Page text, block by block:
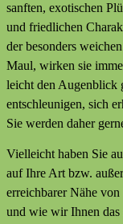
sanften, exotischen
und friedlichen
der besonders
Maul, wirken sie
leicht den Augenblick
entschleunigen, sich
Sie werden daher
Vielleicht haben Sie
auf Ihre Art bzw.
erreichbarer Nähe
und wie wir Ihnen das